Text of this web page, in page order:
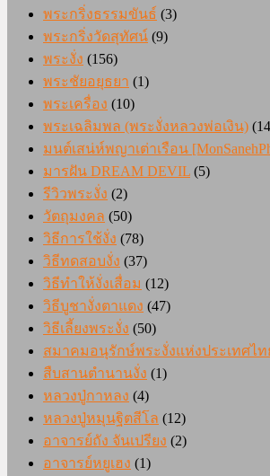
พระกริ่งธรรมขันธ์ (3)
พระกริ่งวัดสุทัศน์ (9)
พระงั่ง (156)
พระชัยอยุธยา (1)
พระเครื่อง (10)
พระเฉลิมพล (พระงั่งหลวงพ่อเงิน)
มนต์เสน่ห์พญาเต่าเรือน
มารฝัน DREAM DEVIL (5)
รีวิวพระงั่ง (2)
วัตถุมงคล (50)
วิธีการใช้งั่ง (78)
วิธีทดสอบงั่ง (37)
วิธีทำให้งั่งเสื่อม (12)
วิธีบูชางั่งตาแดง (47)
วิธีเลี้ยงพระงั่ง (50)
สมาคมอนุรักษ์พระงั่งแห่งประเทศไท
สืบสานตำนานงั่ง (1)
หลวงปู่กาหลง (4)
หลวงปู่หมุนฐิตสีโล (12)
อาจารย์ถัง จันเปรียง (2)
อาจารย์หยูเฮง (1)